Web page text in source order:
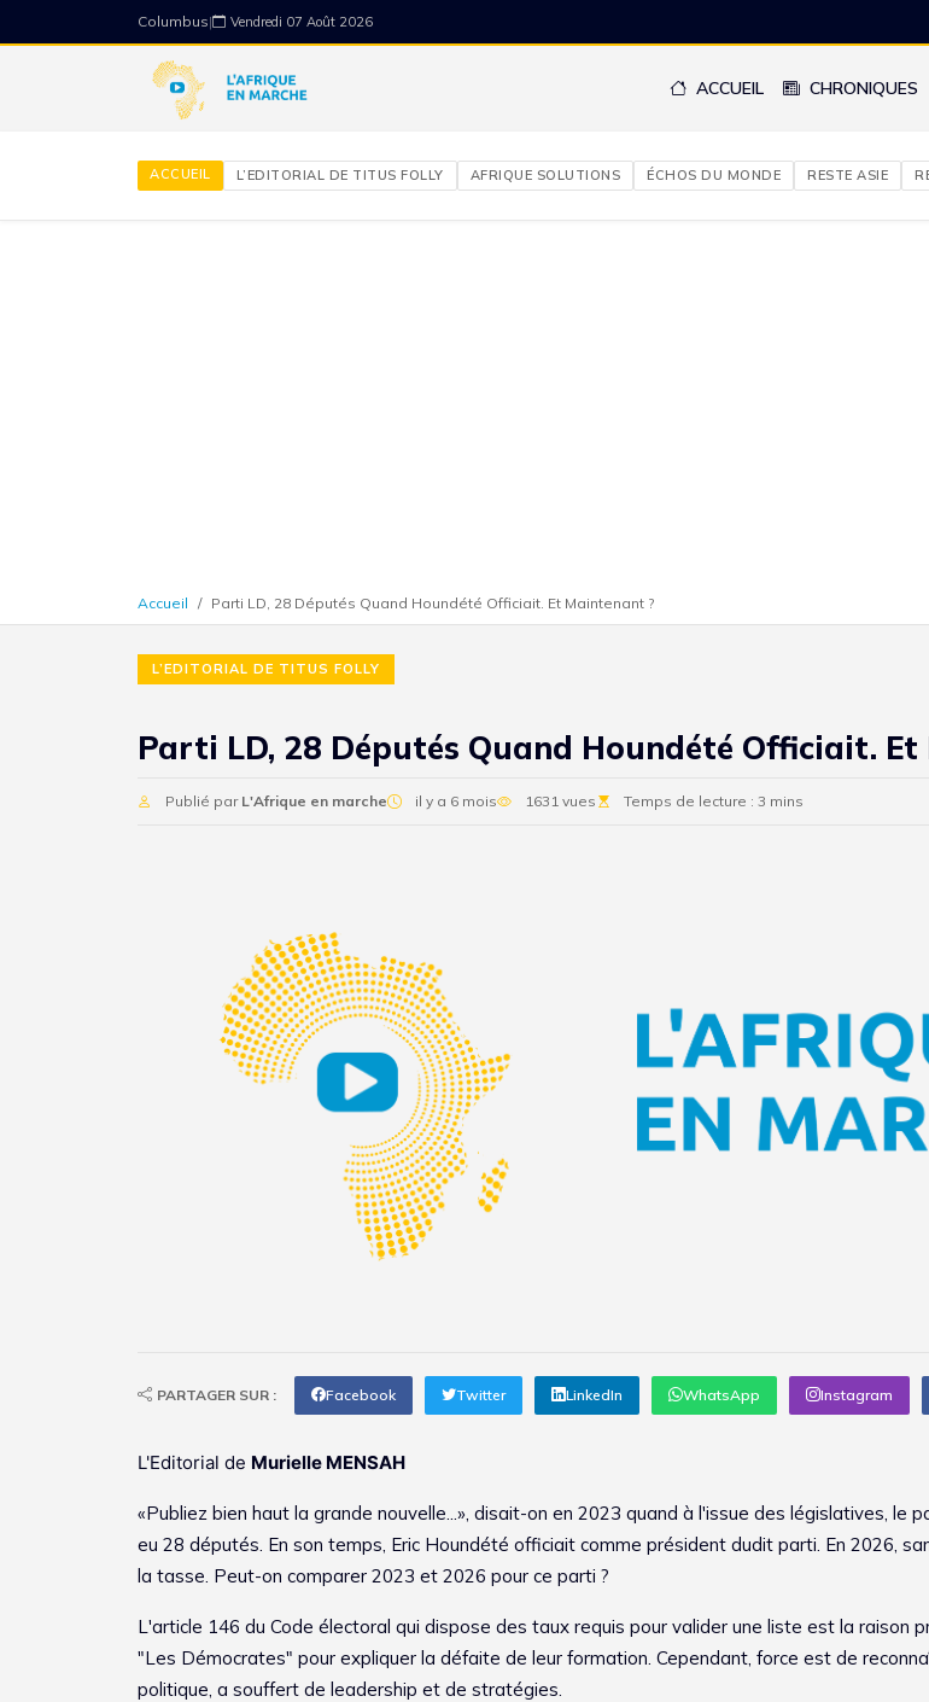
Columbus| Vendredi 07 Août 2026
ACCUEIL CHRONIQUES
ACCUEIL L’EDITORIAL DE TITUS FOLLY AFRIQUE SOLUTIONS ÉCHOS DU MONDE RESTE ASIE
Accueil Parti LD, 28 Députés Quand Houndété Officiait. Et Maintenant ?
L’EDITORIAL DE TITUS FOLLY
Parti LD, 28 Députés Quand Houndété Officiait.
Publié par L'Afrique en marche il y a 6 mois 1631 vues Temps de lecture : 3 mins
PARTAGER SUR : Facebook Twitter LinkedIn WhatsApp Instagram
L'Editorial de Murielle MENSAH
«Publiez bien haut la grande nouvelle...», disait-on en 2023 quand à l'issue des législatives, le
eu 28 députés. En son temps, Eric Houndété officiait comme président dudit parti. En 2026,
la tasse. Peut-on comparer 2023 et 2026 pour ce parti ?
L'article 146 du Code électoral qui dispose des taux requis pour valider une liste est la raison
"Les Démocrates" pour expliquer la défaite de leur formation. Cependant, force est de
politique, a souffert de leadership et de stratégies.